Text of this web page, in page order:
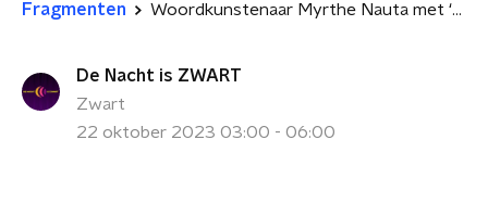
Fragmenten Woordkunstenaar Myrthe Nauta met ‘Grijze regenbogen'
De Nacht is ZWART
Zwart
22 oktober 2023 03:00 - 06:00